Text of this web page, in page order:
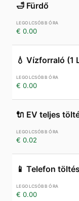
🛁 Fürdő
€ 0.00
💧 Vízforraló (1
€ 0.00
🔌 EV teljes
€ 0.02
📱 Telefon
€ 0.00